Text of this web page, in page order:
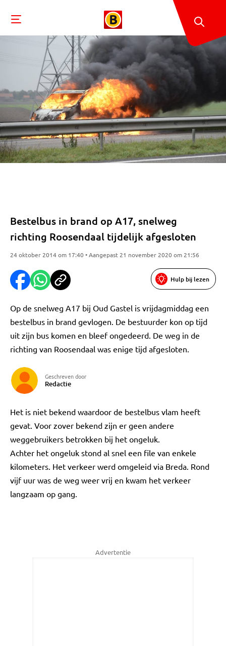
Bestelbus in brand op A17, snelweg
richting Roosendaal tijdelijk afgesloten
24 oktober 2014 om 17:40 • Aangepast 21 november 2020 om 21:56
Hulp bij lezen
Op de snelweg A17 bij Oud Gastel is vrijdagmiddag een
bestelbus in brand gevlogen. De bestuurder kon op tijd
uit zijn bus komen en bleef ongedeerd. De weg in de
richting van Roosendaal was enige tijd afgesloten.
Geschreven door
Redactie
Het is niet bekend waardoor de bestelbus vlam heeft
gevat. Voor zover bekend zijn er geen andere
weggebruikers betrokken bij het ongeluk.
Achter het ongeluk stond al snel een file van enkele
kilometers. Het verkeer werd omgeleid via Breda. Rond
vijf uur was de weg weer vrij en kwam het verkeer
langzaam op gang.
Advertentie